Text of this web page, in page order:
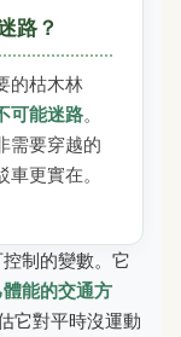
路？
的枯木林
可能迷路。
需要穿越的
更實在。
制的變數。它
能的交通方
它對平時沒運動